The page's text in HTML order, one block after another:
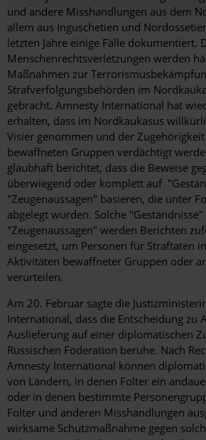
und andere Misshandlungen aus dem
allem aus Inguschetien und
letzten Jahre einige Fälle dokumentiert.
Menschenrechtsverletzungen werden
Maßnahmen zur
Strafverfolgungsbehörden im
gebracht. Amnesty International hat
erhalten, dass im Nordkaukasus
Visier genommen und der
bewaffneten Gruppen verdächtigt
glaubhaft berichtet, dass die Beweise
überwiegend oder komplett auf
"Zeugenaussagen" basieren, die unter
abgelegt wurden. Solche
"Zeugenaussagen" werden Berichten
eingesetzt, um Personen für Straftaten
Aktivitäten bewaffneter Gruppen oder
verurteilen.
Am 20. Februar sagte die
International, dass die Entscheidung zu
Auslieferung auf einer diplomatischen
Russischen Föderation beruhe. Nach
Amnesty International können
von Ländern, in denen Folter ein
oder in denen bestimmte
Folter und anderen Misshandlungen
wirksame Schutzmaßnahme gegen